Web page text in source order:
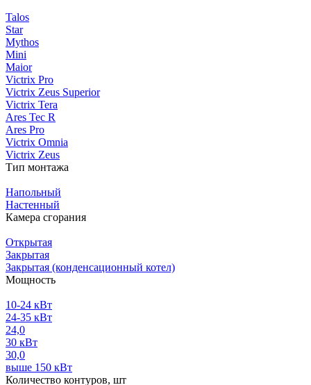
Talos
Star
Mythos
Mini
Maior
Victrix Pro
Victrix Zeus Superior
Victrix Tera
Ares Tec R
Ares Pro
Victrix Omnia
Victrix Zeus
Тип монтажа
Напольный
Настенный
Камера сгорания
Открытая
Закрытая
Закрытая (конденсационный котел)
Мощность
10-24 кВт
24-35 кВт
24,0
30 кВт
30,0
выше 150 кВт
Количество контуров, шт